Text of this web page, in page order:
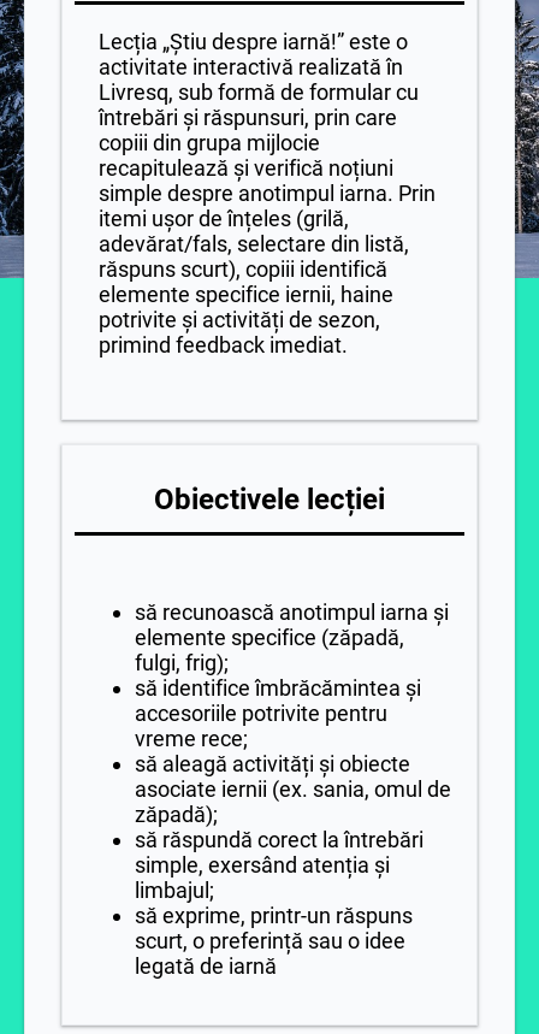
Lecția „Știu despre iarnă!” este o
activitate interactivă realizată în
Livresq, sub formă de formular cu
întrebări și răspunsuri, prin care
copiii din grupa mijlocie
recapitulează și verifică noțiuni
simple despre anotimpul iarna. Prin
itemi ușor de înțeles (grilă,
adevărat/fals, selectare din listă,
răspuns scurt), copiii identifică
elemente specifice iernii, haine
potrivite și activități de sezon,
primind feedback imediat.
Obiectivele lecției
să recunoască anotimpul iarna și
elemente specifice (zăpadă,
fulgi, frig);
să identifice îmbrăcămintea și
accesoriile potrivite pentru
vreme rece;
să aleagă activități și obiecte
asociate iernii (ex. sania, omul de
zăpadă);
să răspundă corect la întrebări
simple, exersând atenția și
limbajul;
să exprime, printr-un răspuns
scurt, o preferință sau o idee
legată de iarnă